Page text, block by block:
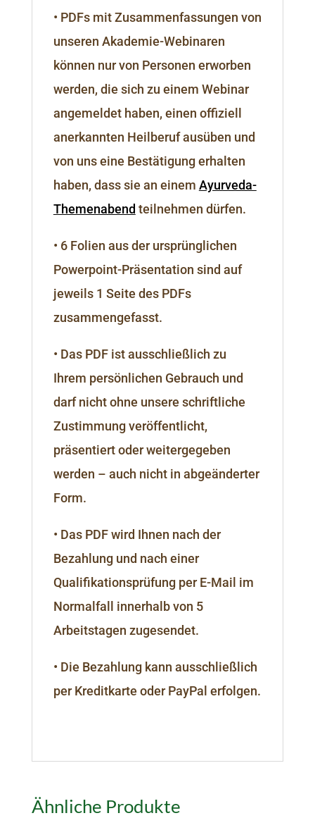
• PDFs mit Zusammenfassungen von
unseren Akademie-Webinaren
können nur von Personen erworben
werden, die sich zu einem Webinar
angemeldet haben, einen offiziell
anerkannten Heilberuf ausüben und
von uns eine Bestätigung erhalten
haben, dass sie an einem Ayurveda-
Themenabend teilnehmen dürfen.
• 6 Folien aus der ursprünglichen
Powerpoint-Präsentation sind auf
jeweils 1 Seite des PDFs
zusammengefasst.
• Das PDF ist ausschließlich zu
Ihrem persönlichen Gebrauch und
darf nicht ohne unsere schriftliche
Zustimmung veröffentlicht,
präsentiert oder weitergegeben
werden – auch nicht in abgeänderter
Form.
• Das PDF wird Ihnen nach der
Bezahlung und nach einer
Qualifikationsprüfung per E-Mail im
Normalfall innerhalb von 5
Arbeitstagen zugesendet.
• Die Bezahlung kann ausschließlich
per Kreditkarte oder PayPal erfolgen.
Ähnliche Produkte